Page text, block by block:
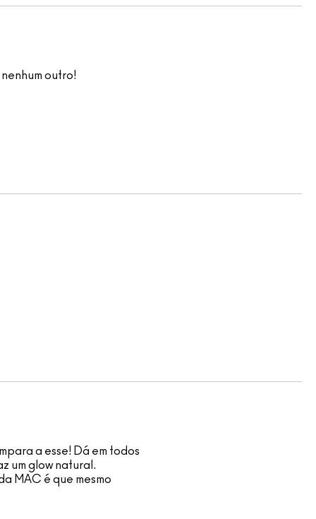
outro!
a esse! Dá em todos
um glow natural.
MAC é que mesmo